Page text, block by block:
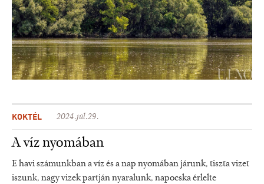
KOKTÉL 2024.júl.29.
A víz nyomában
E havi számunkban a víz és a nap nyomában járunk, tiszta vizet
iszunk, nagy vizek partján nyaralunk, napocska érlelte